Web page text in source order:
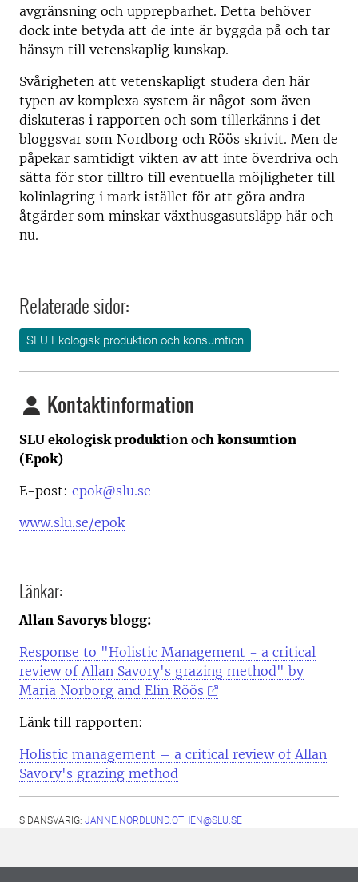
avgränsning och upprepbarhet. Detta behöver
dock inte betyda att de inte är byggda på och tar
hänsyn till vetenskaplig kunskap.
Svårigheten att vetenskapligt studera den här
typen av komplexa system är något som även
diskuteras i rapporten och som tillerkänns i det
bloggsvar som Nordborg och Röös skrivit. Men de
påpekar samtidigt vikten av att inte överdriva och
sätta för stor tilltro till eventuella möjligheter till
kolinlagring i mark istället för att göra andra
åtgärder som minskar växthusgasutsläpp här och
nu.
Relaterade sidor:
SLU Ekologisk produktion och konsumtion
Kontaktinformation
SLU ekologisk produktion och konsumtion
(Epok)
E-post: epok@slu.se
www.slu.se/epok
Länkar:
Allan Savorys blogg:
Response to "Holistic Management - a critical
review of Allan Savory's grazing method" by
Maria Norborg and Elin Röös
Länk till rapporten:
Holistic management – a critical review of Allan
Savory's grazing method
SIDANSVARIG: JANNE.NORDLUND.OTHEN@SLU.SE